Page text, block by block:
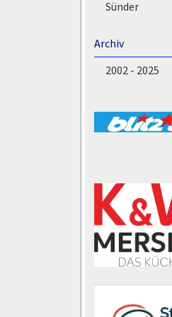
Sünder
Archiv
2002 - 2025